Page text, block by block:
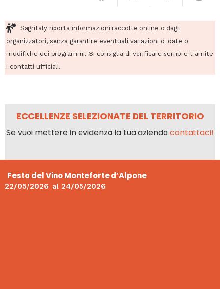
Sagritaly riporta informazioni raccolte online o dagli
organizzatori, senza garantire eventuali variazioni di date o
modifiche dei programmi. Si consiglia di verificare sempre tramite
i contatti ufficiali.
ECCELLENZE SELEZIONATE DEL TERRITORIO
Se vuoi mettere in evidenza la tua aziendacontattaci!
Festa del Vino Monteforte d’Alpone
22/05/2026 al 24/05/2026